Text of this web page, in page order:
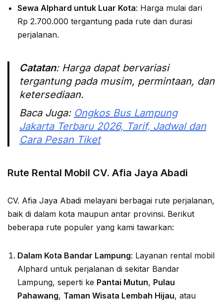
Sewa Alphard untuk Luar Kota: Harga mulai dari
Rp 2.700.000 tergantung pada rute dan durasi
perjalanan.
Catatan: Harga dapat bervariasi
tergantung pada musim, permintaan, dan
ketersediaan.
Baca Juga: Ongkos Bus Lampung
Jakarta Terbaru 2026, Tarif, Jadwal dan
Cara Pesan Tiket
Rute Rental Mobil CV. Afia Jaya Abadi
CV. Afia Jaya Abadi melayani berbagai rute perjalanan,
baik di dalam kota maupun antar provinsi. Berikut
beberapa rute populer yang kami tawarkan:
Dalam Kota Bandar Lampung: Layanan rental mobil
Alphard untuk perjalanan di sekitar Bandar
Lampung, seperti ke Pantai Mutun, Pulau
Pahawang, Taman Wisata Lembah Hijau, atau